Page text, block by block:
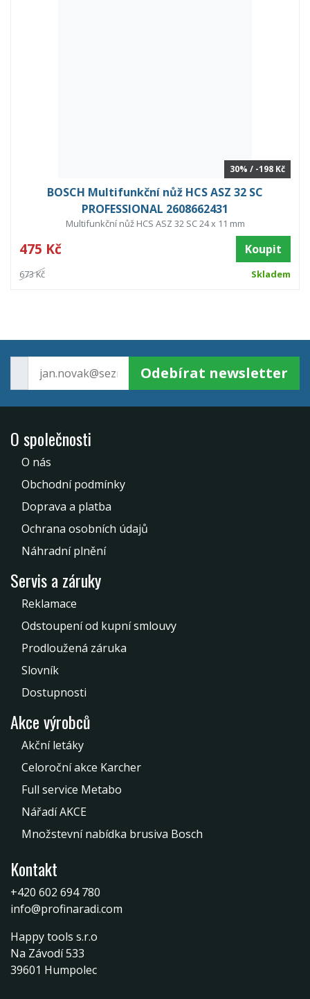
30% / -198 Kč
BOSCH Multifunkční nůž HCS ASZ 32 SC
PROFESSIONAL 2608662431
Multifunkční nůž HCS ASZ 32 SC 24 x 11 mm
475 Kč Koupit
673 Kč Skladem
Odebírat newsletter
O společnosti
O nás
Obchodní podmínky
Doprava a platba
Ochrana osobních údajů
Náhradní plnění
Servis a záruky
Reklamace
Odstoupení od kupní smlouvy
Prodloužená záruka
Slovník
Dostupnosti
Akce výrobců
Akční letáky
Celoroční akce Karcher
Full service Metabo
Nářadí AKCE
Množstevní nabídka brusiva Bosch
Kontakt
+420 602 694 780
info@profinaradi.com
Happy tools s.r.o
Na Závodí 533
39601 Humpolec